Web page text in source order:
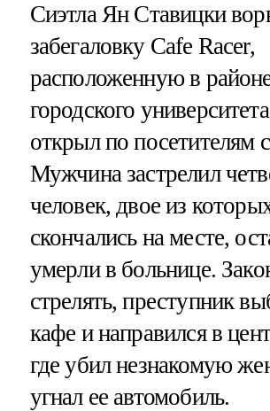
Сиэтла Ян Ставицки
забегаловку Cafe Racer,
расположенную в
городского
открыл по посетителям
Мужчина застрелил
человек, двое из
скончались на месте,
умерли в больнице.
стрелять, преступник
кафе и направился в
где убил незнакомую
угнал ее автомобиль.